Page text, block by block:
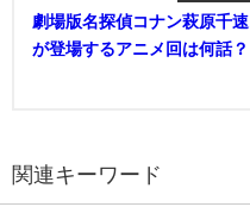
劇場版名探偵コナン萩原千速
が登場するアニメ回は何話？
関連キーワード